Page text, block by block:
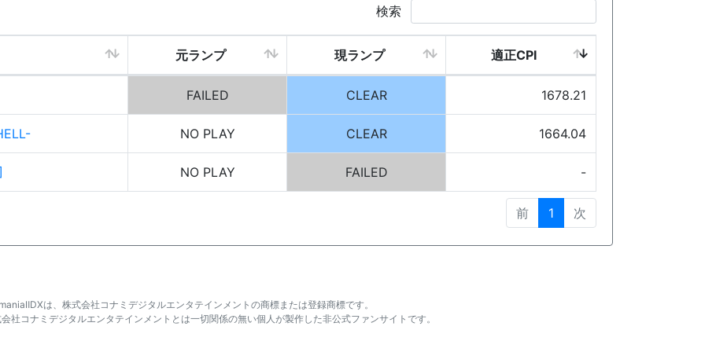
検索
元ランプ 現ランプ 適正CPI
FAILED CLEAR 1678.21
NO PLAY CLEAR 1664.04
NO PLAY FAILED -
前 1 次
は、株式会社コナミデジタルエンタテインメントの商標または登録商標です。
社コナミデジタルエンタテインメントとは一切関係の無い個人が製作した非公式ファンサイトです。